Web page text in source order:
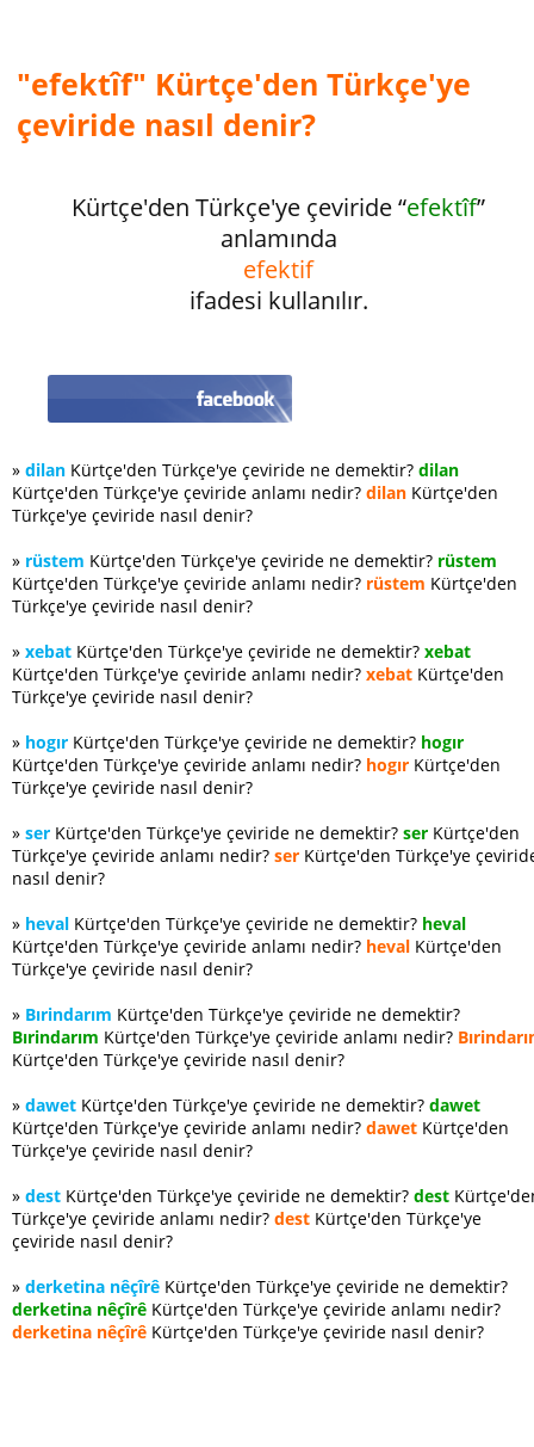
"efektîf" Kürtçe'den Türkçe'ye
çeviride nasıl denir?
Kürtçe'den Türkçe'ye çeviride “efektîf”
anlamında
efektif
ifadesi kullanılır.
» dilan Kürtçe'den Türkçe'ye çeviride ne demektir? dilan
Kürtçe'den Türkçe'ye çeviride anlamı nedir? dilan Kürtçe'den
Türkçe'ye çeviride nasıl denir?
» rüstem Kürtçe'den Türkçe'ye çeviride ne demektir? rüstem
Kürtçe'den Türkçe'ye çeviride anlamı nedir? rüstem Kürtçe'den
Türkçe'ye çeviride nasıl denir?
» xebat Kürtçe'den Türkçe'ye çeviride ne demektir? xebat
Kürtçe'den Türkçe'ye çeviride anlamı nedir? xebat Kürtçe'den
Türkçe'ye çeviride nasıl denir?
» hogır Kürtçe'den Türkçe'ye çeviride ne demektir? hogır
Kürtçe'den Türkçe'ye çeviride anlamı nedir? hogır Kürtçe'den
Türkçe'ye çeviride nasıl denir?
» ser Kürtçe'den Türkçe'ye çeviride ne demektir? ser Kürtçe'den
Türkçe'ye çeviride anlamı nedir? ser Kürtçe'den Türkçe'ye
nasıl denir?
» heval Kürtçe'den Türkçe'ye çeviride ne demektir? heval
Kürtçe'den Türkçe'ye çeviride anlamı nedir? heval Kürtçe'den
Türkçe'ye çeviride nasıl denir?
» Bırindarım Kürtçe'den Türkçe'ye çeviride ne demektir?
Bırindarım Kürtçe'den Türkçe'ye çeviride anlamı nedir?
Kürtçe'den Türkçe'ye çeviride nasıl denir?
» dawet Kürtçe'den Türkçe'ye çeviride ne demektir? dawet
Kürtçe'den Türkçe'ye çeviride anlamı nedir? dawet Kürtçe'den
Türkçe'ye çeviride nasıl denir?
» dest Kürtçe'den Türkçe'ye çeviride ne demektir? dest
Türkçe'ye çeviride anlamı nedir? dest Kürtçe'den Türkçe'ye
çeviride nasıl denir?
» derketina nêçîrê Kürtçe'den Türkçe'ye çeviride ne demektir?
derketina nêçîrê Kürtçe'den Türkçe'ye çeviride anlamı nedir?
derketina nêçîrê Kürtçe'den Türkçe'ye çeviride nasıl denir?